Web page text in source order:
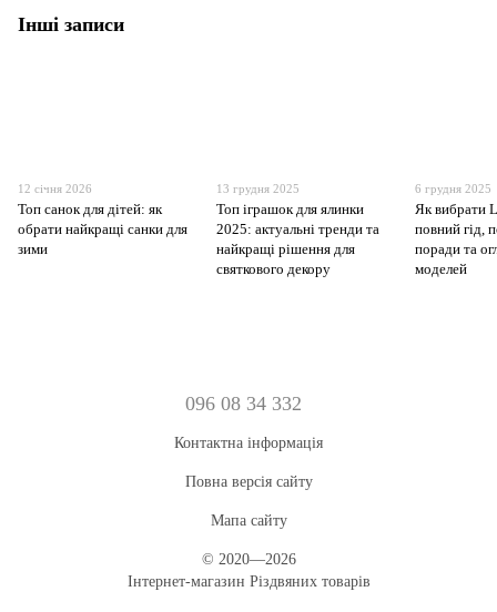
Інші записи
12 січня 2026
Топ санок для дітей: як
обрати найкращі санки для
зими
13 грудня 2025
Топ іграшок для ялинки
2025: актуальні тренди та
найкращі рішення для
святкового декору
6 грудня 2025
Як вибрати
повний гід,
поради та
моделей
096 08 34 332
Контактна інформація
Повна версія сайту
Мапа сайту
© 2020—2026
Інтернет-магазин Різдвяних товарів